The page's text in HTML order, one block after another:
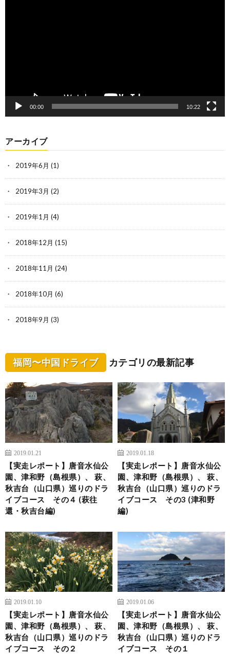
00:00 10:22
アーカイブ
2019年6月 (1)
2019年3月 (2)
2019年1月 (4)
2018年12月 (15)
2018年11月 (24)
2018年10月 (6)
2018年9月 (3)
福岡〜中国ドライブ カテゴリの最新記事
2019.01.21
【実走レポート】唐音水仙公
園、津和野（島根県）、 萩、
秋吉台（山口県）巡りのドラ
イブコース その４ (萩往
還・秋吉台編)
2019.01.18
【実走レポート】唐音水仙公
園、津和野（島根県）、 萩、
秋吉台（山口県）巡りのドラ
イブコース その3 (津和野
編)
2019.01.10
【実走レポート】唐音水仙公
園、津和野（島根県）、 萩、
秋吉台（山口県）巡りのドラ
イブコース その２
2019.01.06
【実走レポート】唐音水仙公
園、津和野（島根県）、 萩、
秋吉台（山口県）巡りのドラ
イブコース その１